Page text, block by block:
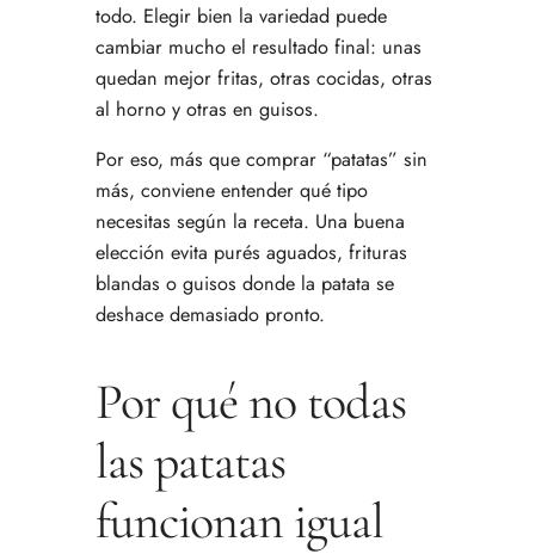
todo. Elegir bien la variedad puede
cambiar mucho el resultado final: unas
quedan mejor fritas, otras cocidas, otras
al horno y otras en guisos.
Por eso, más que comprar “patatas” sin
más, conviene entender qué tipo
necesitas según la receta. Una buena
elección evita purés aguados, frituras
blandas o guisos donde la patata se
deshace demasiado pronto.
Por qué no todas
las patatas
funcionan igual